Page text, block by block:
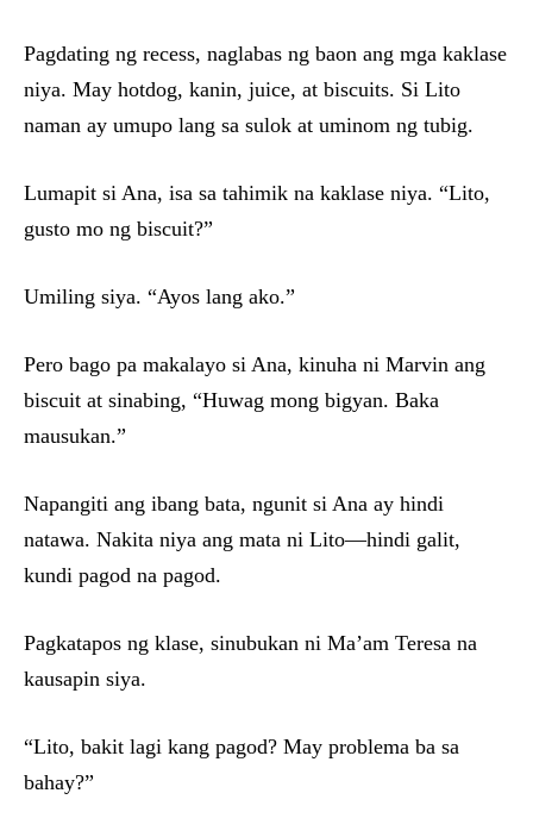
Pagdating ng recess, naglabas ng baon ang mga kaklase
niya. May hotdog, kanin, juice, at biscuits. Si Lito
naman ay umupo lang sa sulok at uminom ng tubig.
Lumapit si Ana, isa sa tahimik na kaklase niya. “Lito,
gusto mo ng biscuit?”
Umiling siya. “Ayos lang ako.”
Pero bago pa makalayo si Ana, kinuha ni Marvin ang
biscuit at sinabing, “Huwag mong bigyan. Baka
mausukan.”
Napangiti ang ibang bata, ngunit si Ana ay hindi
natawa. Nakita niya ang mata ni Lito—hindi galit,
kundi pagod na pagod.
Pagkatapos ng klase, sinubukan ni Ma’am Teresa na
kausapin siya.
“Lito, bakit lagi kang pagod? May problema ba sa
bahay?”